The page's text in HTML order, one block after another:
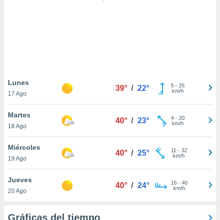
similares
como
sitio
de
traten tus
en
interés
su
Lunes
17 Ago
39° / 22° 5- 26
km/h
Martes
18 Ago
40° / 23° 4- 20
km/h
Miércoles
19 Ago
40° / 25° 11 - 32
km/h
Jueves
20 Ago
40° / 24° 16- 40
km/h
Gráficas del tiempo